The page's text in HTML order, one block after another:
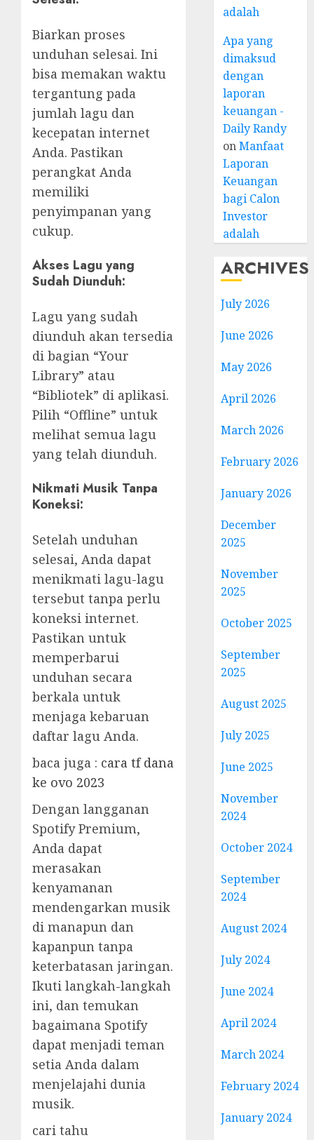
Biarkan proses
unduhan selesai. Ini
bisa memakan waktu
tergantung pada
jumlah lagu dan
kecepatan internet
Anda. Pastikan
perangkat Anda
memiliki
penyimpanan yang
cukup.
Akses Lagu yang
Sudah Diunduh:
Lagu yang sudah
diunduh akan tersedia
di bagian “Your
Library” atau
“Bibliotek” di aplikasi.
Pilih “Offline” untuk
melihat semua lagu
yang telah diunduh.
Nikmati Musik Tanpa
Koneksi:
Setelah unduhan
selesai, Anda dapat
menikmati lagu-lagu
tersebut tanpa perlu
koneksi internet.
Pastikan untuk
memperbarui
unduhan secara
berkala untuk
menjaga kebaruan
daftar lagu Anda.
baca juga : cara tf dana
ke ovo 2023
Dengan langganan
Spotify Premium,
Anda dapat
merasakan
kenyamanan
mendengarkan musik
di manapun dan
kapanpun tanpa
keterbatasan jaringan.
Ikuti langkah-langkah
ini, dan temukan
bagaimana Spotify
dapat menjadi teman
setia Anda dalam
menjelajahi dunia
musik.
cari tahu
adalah
Apa yang
dimaksud
dengan
laporan
keuangan -
Daily Randy
onManfaat
Laporan
Keuangan
bagi Calon
Investor
adalah
ARCHIVES
July 2026
June 2026
May 2026
April 2026
March 2026
February 2026
January 2026
December
2025
November
2025
October 2025
September
2025
August 2025
July 2025
June 2025
November
2024
October 2024
September
2024
August 2024
July 2024
June 2024
April 2024
March 2024
February 2024
January 2024